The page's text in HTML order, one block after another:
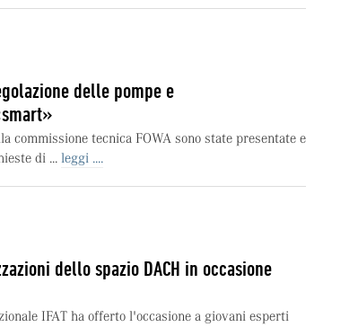
delle pompe e
commissione tecnica FOWA sono state presentate e
di ... leggi ....
dello spazio DACH in occasione
IFAT ha offerto l'occasione a giovani esperti